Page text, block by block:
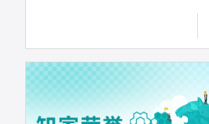
随着消费升级与健康意识的全面觉醒，中
国大健康产业正迎来前所未有的发展机
遇。然而，在高速扩张的背后，行业也面
临着用户获取成本高、复购率低、品牌忠
诚度不足等现实挑战。传统的流量驱动模
式逐渐失效，企业亟需构建以用户为中心
的运营体系，实现从“获客”到“留客”、从